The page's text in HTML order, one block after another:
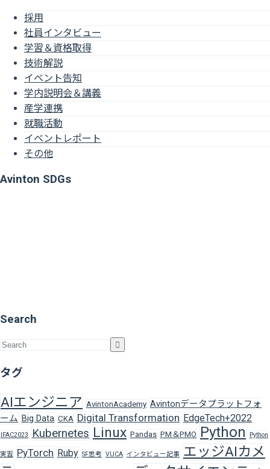
採用
社員インタビュー
学習＆資格取得
技術解説
イベント告知
学内説明会＆講義
産学連携
就職活動
イベントレポート
その他
Avinton SDGs
Search
タグ
AIエンジニア AvintonAcademy Avintonデータプラットフォ
ーム Big Data CKA Digital Transformation EdgeTech+2022
IFAC2023 Kubernetes Linux Pandas PM＆PMO Python Python
実習 PyTorch Ruby SF思考 VUCA インタビュー記事 エッジAIカメ